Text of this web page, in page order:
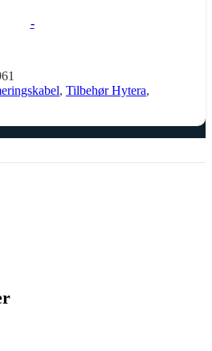
-
, Tilbehør Hytera,